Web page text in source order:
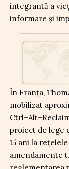
integrantă a
informare și
În Franța,
mobilizat
proiect de lege
15 ani la
amendamente